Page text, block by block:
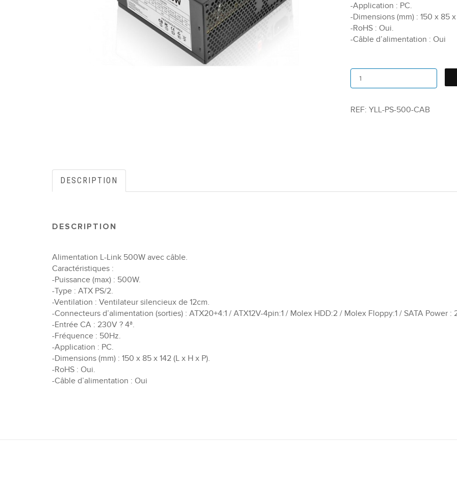
-Application : PC.
-Dimensions (mm) : 150 x 85 x
-RoHS : Oui.
-Câble d’alimentation : Oui
REF: YLL-PS-500-CAB
DESCRIPTION
DESCRIPTION
Alimentation L-Link 500W avec câble.
Caractéristiques :
-Puissance (max) : 500W.
-Type : ATX PS/2.
-Ventilation : Ventilateur silencieux de 12cm.
-Connecteurs d’alimentation (sorties) : ATX20+4:1 / ATX12V-4pin:1 / Molex HDD:2 / Molex Floppy:1 / SATA Power :
-Entrée CA : 230V ? 4ª.
-Fréquence : 50Hz.
-Application : PC.
-Dimensions (mm) : 150 x 85 x 142 (L x H x P).
-RoHS : Oui.
-Câble d’alimentation : Oui